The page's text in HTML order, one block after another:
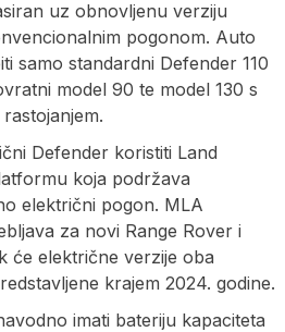
uz obnovljenu verziju
pogonom. Auto
samo standardni Defender 110
model 90 te model 130 s
Defender koristiti Land
koja podržava
električni pogon. MLA
za novi Range Rover i
će električne verzije oba
krajem 2024. godine.
imati bateriju kapaciteta